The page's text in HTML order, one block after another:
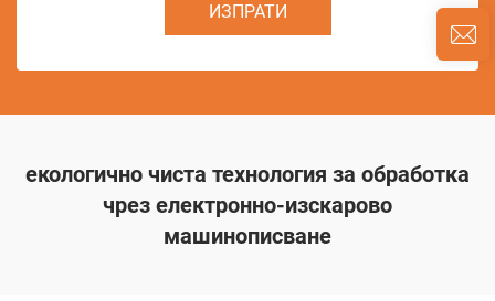
ИЗПРАТИ
екологично чиста технология за обработка
чрез електронно-изскарово
машинописване